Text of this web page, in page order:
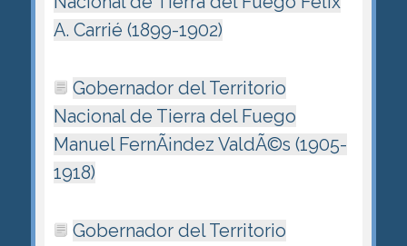
A. Carrié (1899-1902)
Gobernador del Territorio
Nacional de Tierra del Fuego
Manuel FernÃ¡ndez ValdÃ©s (1905-
1918)
Gobernador del Territorio